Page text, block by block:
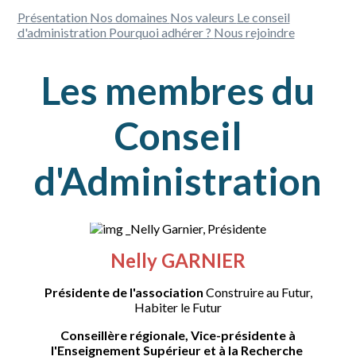
Présentation Nos domaines Nos valeurs Le conseil
d'administration Pourquoi adhérer ? Nous rejoindre
Les membres du
Conseil
d'Administration
Nelly GARNIER
Présidente de l'association Construire au Futur,
Habiter le Futur
Conseillère régionale, Vice-présidente à
l'Enseignement Supérieur et à la Recherche